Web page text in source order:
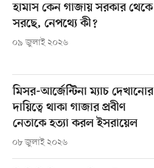
হামাস কেন গাজায় সরকার থেকে
সরছে, নেপথ্যে কী?
০৯ জুলাই ২০২৬
মিসর-আর্জেন্টিনা ম্যাচ দেখানোর
দায়িত্বে থাকা গাজার প্রবীণ
নেতাকে হত্যা করল ইসরায়েল
০৮ জুলাই ২০২৬